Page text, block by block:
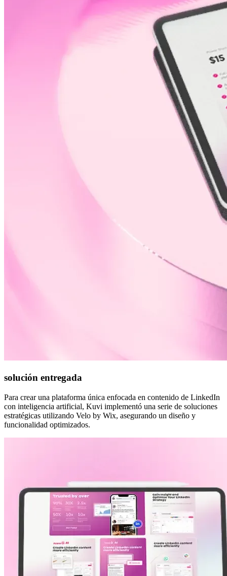
solución entregada
Para crear una plataforma única enfocada en contenido de LinkedIn
con inteligencia artificial, Kuvi implementó una serie de soluciones
estratégicas utilizando Velo by Wix, asegurando un diseño y
funcionalidad optimizados.